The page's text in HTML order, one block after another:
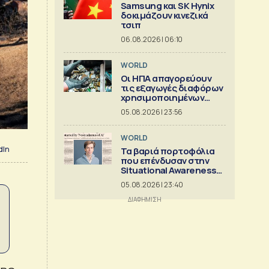
Samsung και SK Hynix
δοκιμάζουν κινεζικά
τσιπ
06.08.2026 | 06:10
WORLD
Οι ΗΠΑ απαγορεύουν
τις εξαγωγές διαφόρων
χρησιμοποιημένων
κρίσιμων ορυκτών
05.08.2026 | 23:56
WORLD
Τα βαριά πορτοφόλια
που επένδυσαν στην
Situational Awareness
πριν καταρρεύσει
05.08.2026 | 23:40